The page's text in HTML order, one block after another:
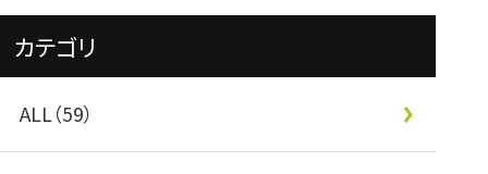
カテゴリ
ALL（59）